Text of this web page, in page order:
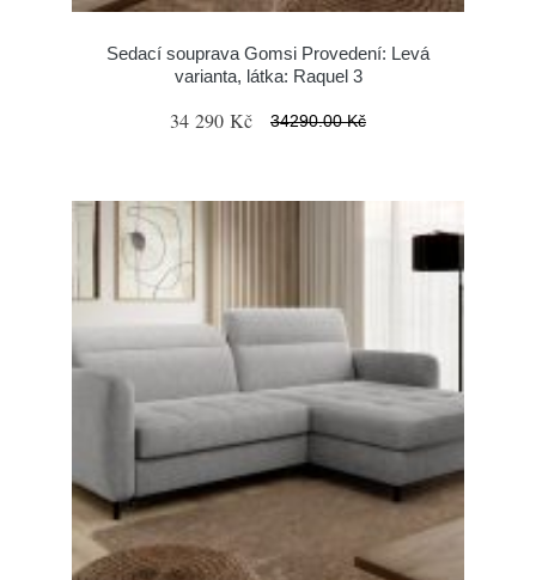
Sedací souprava Gomsi Provedení: Levá
varianta, látka: Raquel 3
34 290 Kč 34290.00 Kč